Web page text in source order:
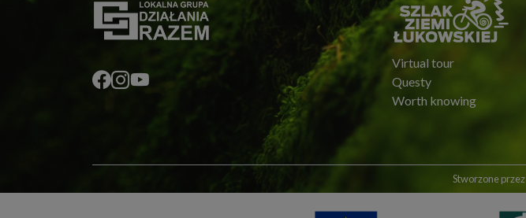
Virtual tour
Questy
Worth knowing
Stworzone przez